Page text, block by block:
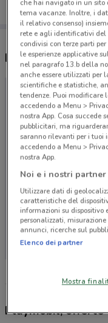
Negozi Playmobil
Non ci
Playmobil, offerte
che hai navigato in un
tema vacanze. Inoltre, i
il relativo consenso)
rete e agli identificativi del
condivisi con terze parti
le esperienze applicative
nel paragrafo 13.b della
anche essere utilizzati per
scientifiche e statistiche,
tendenze. Puoi modificare
accedendo a Menu >
nostra App. Cosa succede
pubblicitari, ma
saranno rilevanti per i tuoi
accedendo a Menu >
nostra App.
Noi e i nostri
Utilizzare dati di
caratteristiche del
informazioni su dispositivo
personalizzati,
annunci, ricerche sul
Elenco dei partner
Mostra